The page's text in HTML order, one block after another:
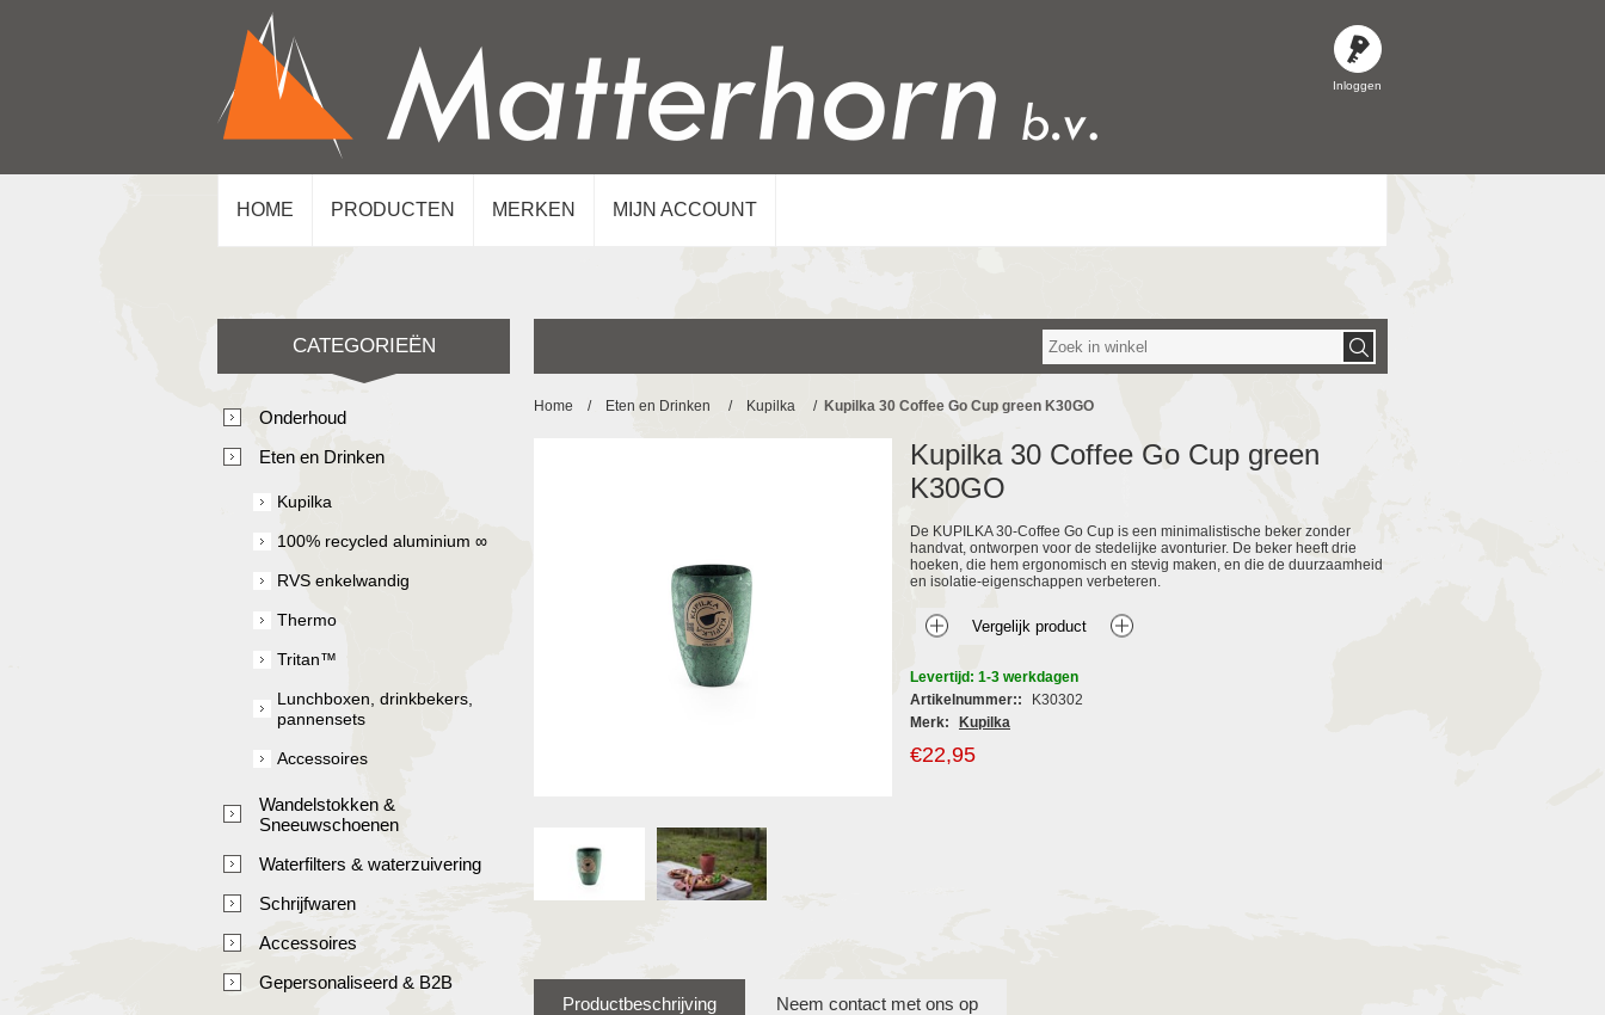
Inloggen
HOME PRODUCTEN MERKEN MIJN ACCOUNT
Home / Eten en Drinken / Kupilka / Kupilka 30 Coffee Go Cup green K30GO
Kupilka 30 Coffee Go Cup green
K30GO
De KUPILKA 30-Coffee Go Cup is een minimalistische beker zonder
handvat, ontworpen voor de stedelijke avonturier. De beker heeft drie
hoeken, die hem ergonomisch en stevig maken, en die de duurzaamheid
en isolatie-eigenschappen verbeteren.
Levertijd: 1-3 werkdagen
Artikelnummer::
K30302
Merk:
Kupilka
€22,95
Productbeschrijving Neem contact met ons op
CATEGORIEËN
Onderhoud
Eten en Drinken
Kupilka
100% recycled aluminium ∞
RVS enkelwandig
Thermo
Tritan™
Lunchboxen, drinkbekers,
pannensets
Accessoires
Wandelstokken &
Sneeuwschoenen
Waterfilters & waterzuivering
Schrijfwaren
Accessoires
Gepersonaliseerd & B2B